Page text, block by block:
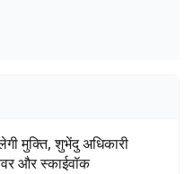
मुक्ति, शुभेंदु अधिकारी
और स्काईवॉक